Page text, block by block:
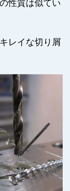
性質は似てい
レイな切り屑